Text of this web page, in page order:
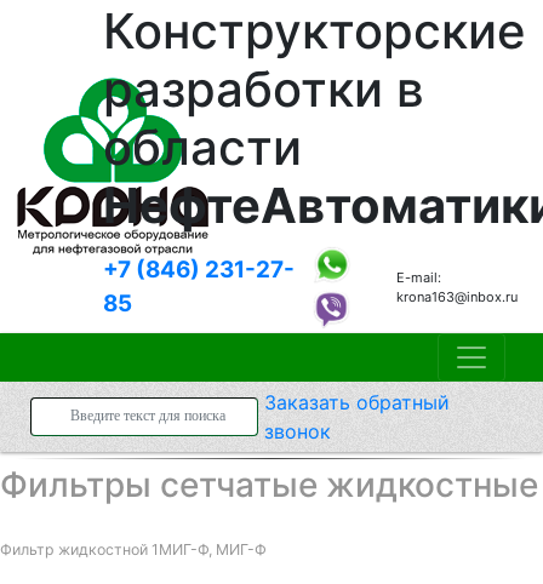
Конструкторские
разработки в
области
+7 (846) 231-27-
85
E-mail:
krona163@inbox.ru
Заказатьобратный
звонок
Фильтры сетчатые жидкостные
Фильтр жидкостной 1МИГ-Ф, МИГ-Ф